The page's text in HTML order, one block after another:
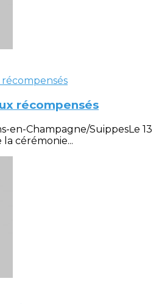
récompensés
en-Champagne/SuippesLe 13
cérémonie...